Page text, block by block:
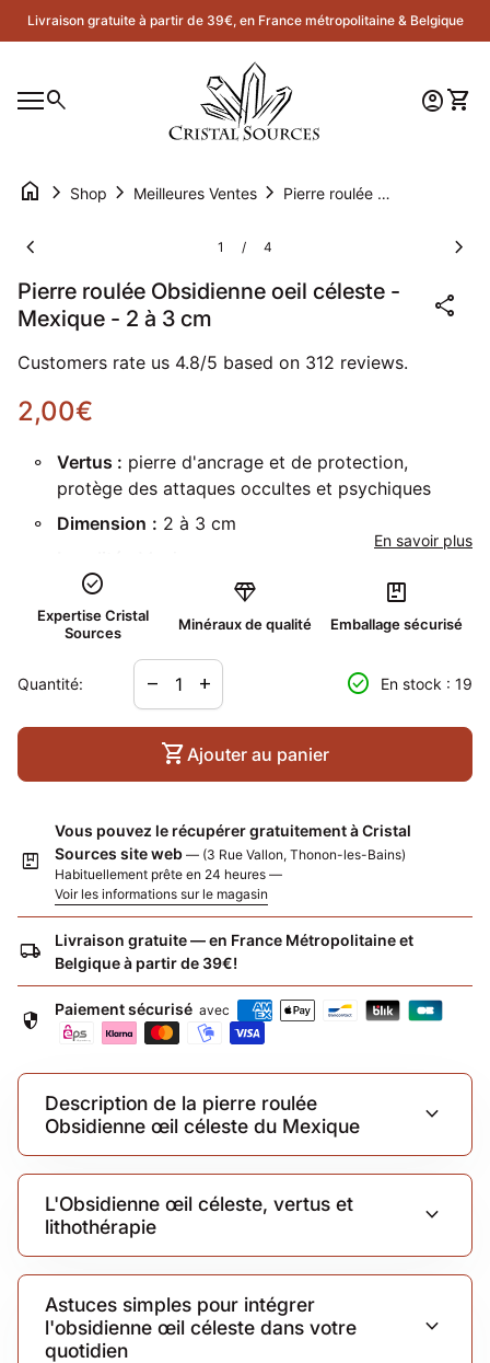
Skip to content
Livraison gratuite à partir de 39€, en France métropolitaine & Belgique
Navigation mobile
search
Accueil
Compte
account_circle Voir
shopping_cart
home chevron_right Shop chevron_right Meilleures Ventes chevron_right Pierre roulée Obsidienne oeil céleste - Mexique - 2 à 3 cm
chevron_left 1 / 4 chevron_right
Pierre roulée Obsidienne oeil céleste -
Mexique - 2 à 3 cm
share
Customers rate us 4.8/5 based on 312 reviews.
Prix normal
2,00€
Vertus : pierre d'ancrage et de protection,
protège des attaques occultes et psychiques
Dimension : 2 à 3 cm
En savoir plus
check_circle
Expertise Cristal
Sources
diamond
Minéraux de qualité
package
Emballage sécurisé
Quantité:
Diminuer la quantité pour
remove
Augmenter la quantité pour
add check_circle En stock : 19
shopping_cart Ajouter au panier
package
Vous pouvez le récupérer gratuitement à Cristal
Sources site web — (3 Rue Vallon, Thonon-les-Bains)
Habituellement prête en 24 heures —
Voir les informations sur le magasin
local_shipping
Livraison gratuite — en France Métropolitaine et
Belgique à partir de 39€!
security Paiement sécurisé avec
Description de la pierre roulée
Obsidienne œil céleste du Mexique
expand_more
L'Obsidienne œil céleste, vertus et
lithothérapie
expand_more
Astuces simples pour intégrer
l'obsidienne œil céleste dans votre
quotidien
expand_more